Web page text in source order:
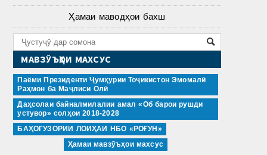
Ҳамаи маводҳои бахш
МАВЗӮЪҲОИ МАХСУС
Паёми Президенти Ҷумҳурии Тоҷикистон Эмомалӣ
Раҳмон ба Маҷлиси Олӣ
Даҳсолаи байналмилалии амал «Об барои рушди
устувор» солҳои 2018-2028
БАҲОГУЗОРИИ ЛОИҲАИ НБО «РОҒУН»
Ҳамаи мавзӯъҳои махсус